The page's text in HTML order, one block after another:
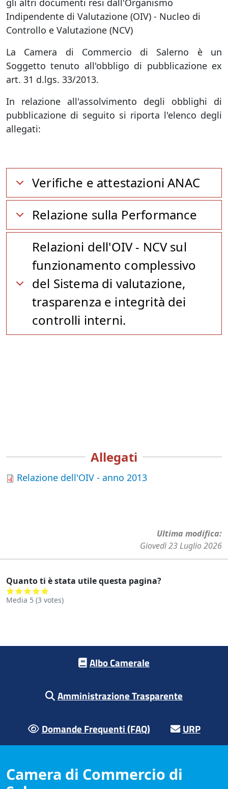
gli altri documenti resi dall'Organismo
Indipendente di Valutazione (OIV) - Nucleo di
Controllo e Valutazione (NCV)
La Camera di Commercio di Salerno è un
Soggetto tenuto all'obbligo di pubblicazione ex
art. 31 d.lgs. 33/2013.
In relazione all'assolvimento degli obblighi di
pubblicazione di seguito si riporta l'elenco degli
allegati:
Verifiche e attestazioni ANAC
Relazione sulla Performance
Relazioni dell'OIV - NCV sul
funzionamento complessivo
del Sistema di valutazione,
trasparenza e integrità dei
controlli interni.
Allegati
Relazione dell'OIV - anno 2013
Ultima modifica
Giovedì 23 Luglio 2026
Quanto ti è stata utile questa pagina?
Media 5 (3 votes)
Albo Camerale
Amministrazione Trasparente
Domande Frequenti (FAQ) URP
Camera di Commercio di